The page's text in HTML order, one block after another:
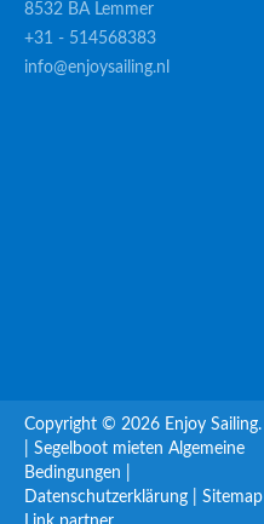
8532 BA Lemmer
+31 - 514568383
info@enjoysailing.nl
Copyright © 2026 Enjoy Sailing.
Segelboot mieten Algemeine
Bedingungen
Datenschutzerklärung
Sitemap